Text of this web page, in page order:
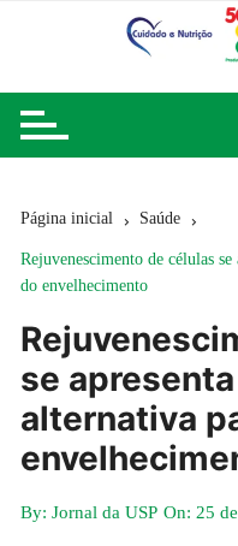
Página inicial Saúde
Rejuvenescimento de células
do envelhecimento
se
alternativa
By: Jornal da USP On:25